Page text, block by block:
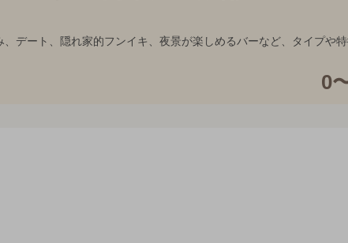
デート、隠れ家的フンイキ、夜景が楽しめるバーなど、タイプや
0